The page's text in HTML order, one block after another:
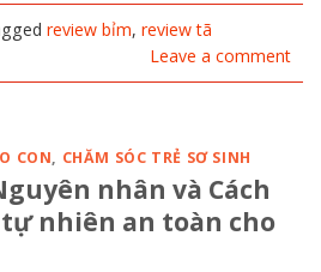
review bỉm, review tã
Leave a comment
CON, CHĂM SÓC TRẺ SƠ SINH
nhân và Cách
nhiên an toàn cho